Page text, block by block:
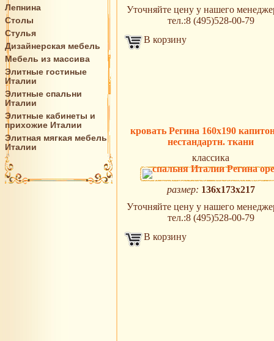
Лепнина
Столы
Стулья
Дизайнерская мебель
Мебель из массива
Элитные гостиные
Италии
Элитные спальни
Италии
Элитные кабинеты и
прихожие Италии
Элитная мягкая мебель
Италии
Уточняйте цену у нашего
тел.:8 (495)528-00-79
В корзину
кровать Регина 160х190
нестандартн. ткани
классика
размер: 136х173х217
Уточняйте цену у нашего
тел.:8 (495)528-00-79
В корзину